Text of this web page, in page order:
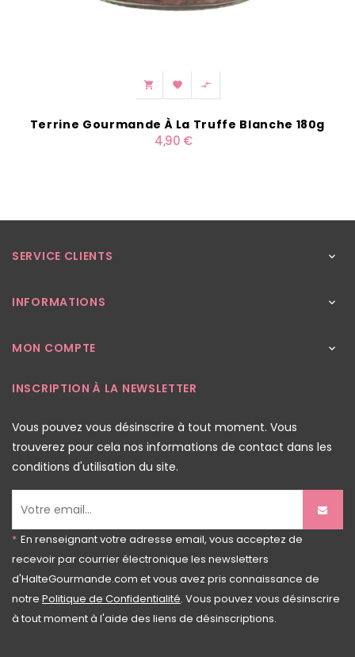
  
Terrine Gourmande À La Truffe Blanche 180g
4,90 €
SERVICE CLIENTS 
INFORMATIONS 
MON COMPTE 
INSCRIPTION À LA NEWSLETTER
Vous pouvez vous désinscrire à tout moment. Vous
trouverez pour cela nos informations de contact dans les
conditions d'utilisation du site.
* En renseignant votre adresse email, vous acceptez de
recevoir par courrier électronique les newsletters
d'HalteGourmande.com et vous avez pris connaissance de
notre Politique de Confidentialité. Vous pouvez vous désinscrire
à tout moment à l'aide des liens de désinscriptions.